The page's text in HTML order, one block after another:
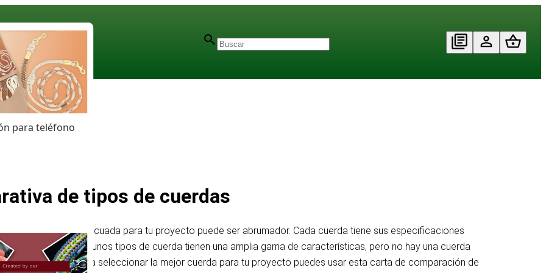
para teléfono
de tipos de cuerdas
cordón o cuerda adecuada para tu proyecto puede ser abrumador. Cada cuerda tiene sus especificaciones
y debilidad. Algunos tipos de cuerda tienen una amplia gama de características, pero no hay una cuerda
todo. Para ayudarte a seleccionar la mejor cuerda para tu proyecto puedes usar esta carta de comparación de